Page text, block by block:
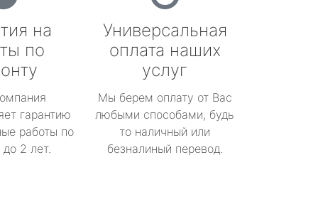
на
по
гарантию
работы по
2 лет.
Универсальная
оплата наших
услуг
Мы берем оплату от Вас
любыми способами, будь
то наличный или
безналиный перевод.